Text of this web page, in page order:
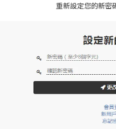
重新設定您的新密